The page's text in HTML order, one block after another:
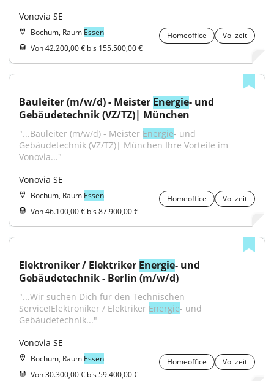
Vonovia SE
Bochum, Raum Essen Homeoffice
Vollzeit
Von 42.200,00 € bis 155.500,00 €
Bauleiter (m/w/d) - Meister Energie- und
Gebäudetechnik (VZ/TZ)| München
"...Bauleiter (m/w/d) - Meister Energie- und
Gebäudetechnik (VZ/TZ)| München Ihre Vorteile im
Vonovia..."
Vonovia SE
Bochum, Raum Essen Homeoffice
Vollzeit
Von 46.100,00 € bis 87.900,00 €
Elektroniker / Elektriker Energie- und
Gebäudetechnik - Berlin (m/w/d)
"...Wir suchen Dich für den Technischen
Service!Elektroniker / Elektriker Energie- und
Gebäudetechnik..."
Vonovia SE
Bochum, Raum Essen Homeoffice
Vollzeit
Von 30.300,00 € bis 59.400,00 €